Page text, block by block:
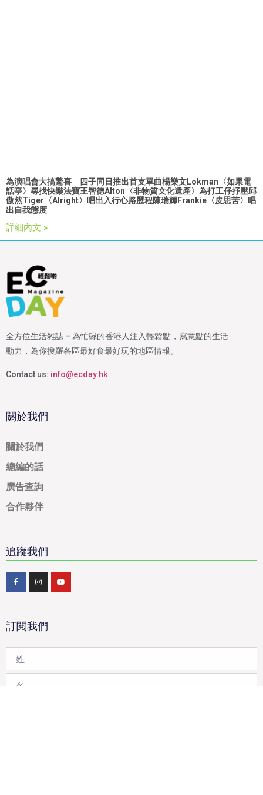
為演唱會大搞驚喜 四子同日推出首支單曲楊樂文Lokman〈如果電
話亭〉尋找快樂法寶王智德Alton〈非物質文化遺產〉為打工仔抒壓邱
傲然Tiger〈Alright〉唱出入行心路歷程陳瑞輝Frankie〈皮思苦〉唱
出自我態度
詳細內文 »
全方位生活雜誌 – 為忙碌的香港人注入輕鬆點，寫意點的生活
動力，為你搜羅各區最好食最好玩的地區情報。
Contact us: info@ecday.hk
關於我們
關於我們
總編的話
廣告查詢
合作夥伴
追蹤我們
訂閱我們